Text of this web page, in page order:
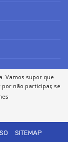
SITEMAP
Vamos supor que
não participar, se